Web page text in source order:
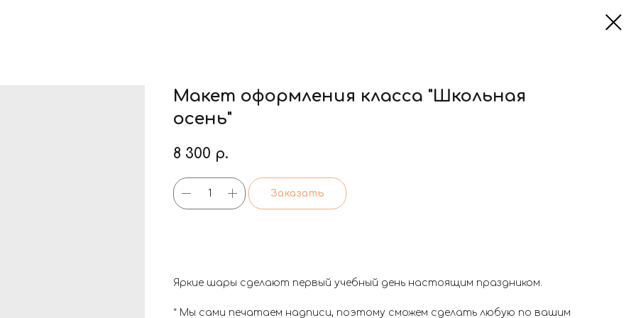
Макет оформления класса "Школьная
осень"
8 300 р.
Заказать
Яркие шары сделают первый учебный день настоящим праздником.
* Мы сами печатаем надписи, поэтому сможем сделать любую по вашим